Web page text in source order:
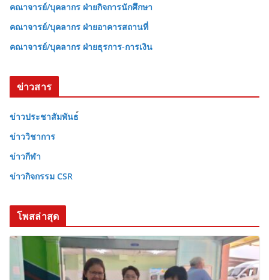
คณาจารย์/บุคลากร ฝ่ายกิจการนักศึกษา
คณาจารย์/บุคลากร ฝ่ายอาคารสถานที่
คณาจารย์/บุคลากร ฝ่ายธุรการ-การเงิน
ข่าวสาร
ข่าวประชาสัมพันธ
ข่าววิชาการ
ข่าวกีฬา
ข่าวกิจกรรม CSR
โพสล่าสุด